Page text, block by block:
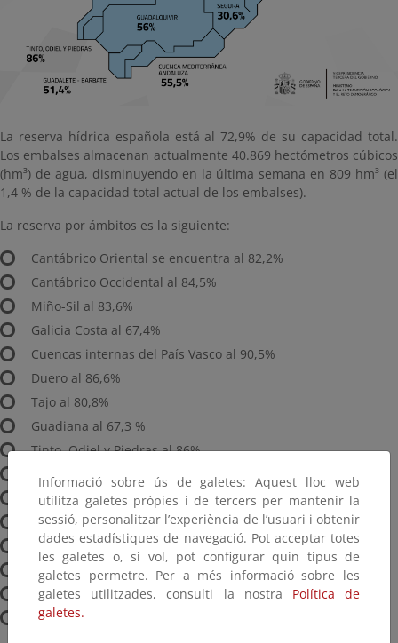
La reserva hídrica española está al 72,9% de su capacidad total.
Los embalses almacenan actualmente 40.869 hectómetros cúbicos
(hm³) de agua, disminuyendo en la última semana en 809 hm³ (el
1,4 % de la capacidad total actual de los embalses).
La reserva por ámbitos es la siguiente:
Cantábrico Oriental se encuentra al 82,2%
Cantábrico Occidental al 84,5%
Miño-Sil al 83,6%
Galicia Costa al 67,4%
Cuencas internas del País Vasco al 90,5%
Duero al 86,6%
Tajo al 80,8%
Guadiana al 67,3 %
Tinto, Odiel y Piedras al 86%
Guadalete-Barbate al 51,4%
Guadalquivir al 56%
Cuenca Mediterránea Andaluza al 55,5%
Segura al 30,6%
Júcar al 60,7%
Ebro al 85 %
Cuencas internas de Cataluña al 80,2%
Informació sobre ús de galetes: Aquest lloc web
utilitza galetes pròpies i de tercers per mantenir la
sessió, personalitzar l’experiència de l’usuari i obtenir
dades estadístiques de navegació. Pot acceptar totes
les galetes o, si vol, pot configurar quin tipus de
galetes permetre. Per a més informació sobre les
galetes utilitzades, consulti la nostra Política de
galetes.